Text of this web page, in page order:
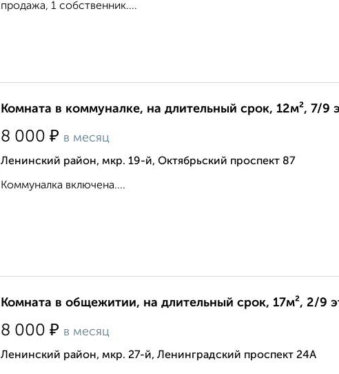
продажа, 1 собственник....
Комната в коммуналке, на длительный срок, 12м², 7/9
8 000 ₽ в месяц
Ленинский район, мкр. 19-й, Октябрьский проспект 87
Коммуналка включена....
Комната в общежитии, на длительный срок, 17м², 2/9
8 000 ₽ в месяц
Ленинский район, мкр. 27-й, Ленинградский проспект 24А